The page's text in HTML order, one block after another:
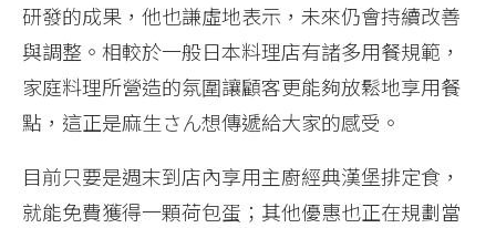
研發的成果，他也謙虛地表示，未來仍會持續改善
與調整。相較於一般日本料理店有諸多用餐規範，
家庭料理所營造的氛圍讓顧客更能夠放鬆地享用餐
點，這正是麻生さん想傳遞給大家的感受。
目前只要是週末到店內享用主廚經典漢堡排定食，
就能免費獲得一顆荷包蛋；其他優惠也正在規劃當